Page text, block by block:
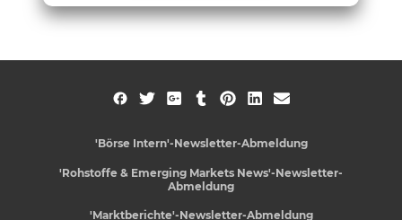
'Börse Intern'-Newsletter-Abmeldung
'Rohstoffe & Emerging Markets News'-Newsletter-
Abmeldung
'Marktberichte'-Newsletter-Abmeldung